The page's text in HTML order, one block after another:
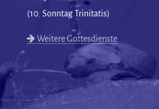
(10. Sonntag Trinitatis)
Weitere Gottesdienste